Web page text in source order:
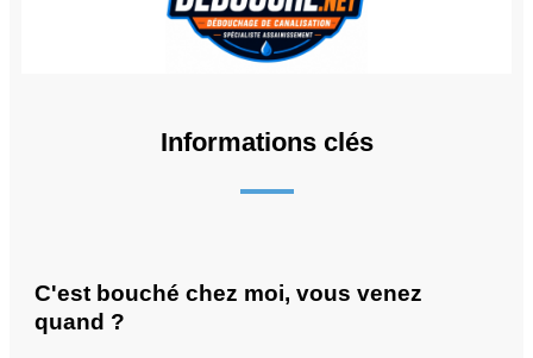
Informations clés
C'est bouché chez moi, vous venez
quand ?